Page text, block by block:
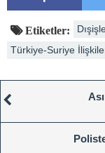
Etiketler:
Türkiye-Suriye